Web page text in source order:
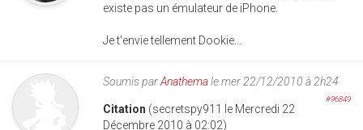
existe pas un émulateur de iPhone.
Je t'envie tellement Dookie...
Soumis parAnathemale mer 22/12/2010 à 2h24
#96849
Citation (secretspy911 le Mercredi 22
Décembre 2010 à 02:02)